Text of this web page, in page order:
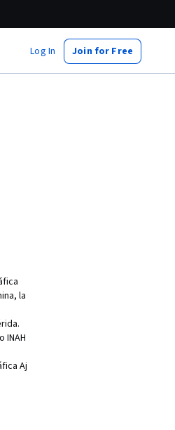
Log In Join for Free
la
Aj